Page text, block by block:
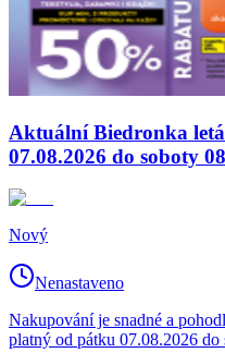
Aktuální Biedronka
07.08.2026 do soboty
Nový
Nenastaveno
Nakupování je snadné a
platný od pátku 07.08.2026